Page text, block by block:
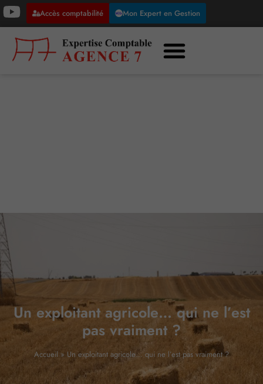
Accès comptabilité Mon Expert en Gestion
Un exploitant agricole… qui ne l’est
pas vraiment ?
Accueil » Un exploitant agricole… qui ne l’est pas vraiment ?